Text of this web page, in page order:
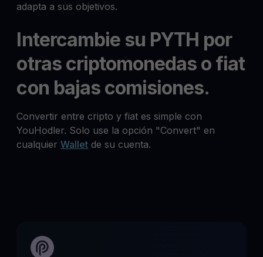
adapta a sus objetivos.
Intercambie su PYTH por
otras criptomonedas o fiat
con bajas comisiones.
Convertir entre cripto y fiat es simple con
YouHodler. Solo use la opción "Convert" en
cualquierWallet de su cuenta.